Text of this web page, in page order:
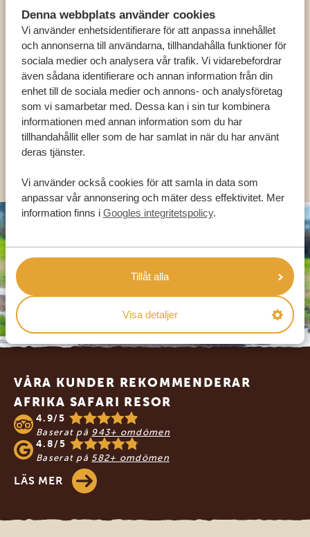
Denna webbplats använder cookies
Vi använder enhetsidentifierare för att anpassa innehållet
och annonserna till användarna, tillhandahålla funktioner för
sociala medier och analysera vår trafik. Vi vidarebefordrar
även sådana identifierare och annan information från din
enhet till de sociala medier och annons- och analysföretag
som vi samarbetar med. Dessa kan i sin tur kombinera
informationen med annan information som du har
tillhandahållit eller som de har samlat in när du har använt
deras tjänster.
Vi använder också cookies för att samla in data som
anpassar vår annonsering och mäter dess effektivitet. Mer
information finns i Googles integritetspolicy.
Tillåt alla
Visa detaljer
Ring en av våra experter
VÅRA SPECIALISTER FINNS HÄR FÖR ATT
HJÄLPA DIG
SV:+31 174 788 101
Footer
VÅRA KUNDER REKOMMENDERAR
AFRIKA SAFARI RESOR
4.9/5
Baserat på 943+ omdömen
4.8/5
Baserat på 582+ omdömen
LÄS MER